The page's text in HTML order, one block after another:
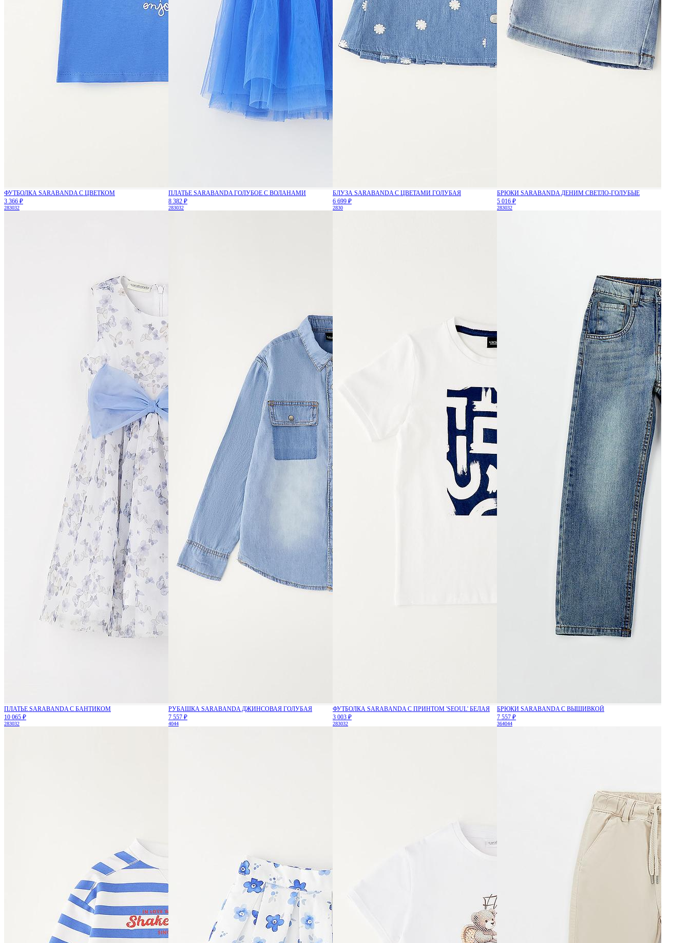
ФУТБОЛКА SARABANDA С ЦВЕТКОМ
3 366 ₽
283032
ПЛАТЬЕ SARABANDA ГОЛУБОЕ С ВОЛАНАМИ
8 382 ₽
283032
БЛУЗА SARABANDA С ЦВЕТАМИ ГОЛУБАЯ
6 699 ₽
2830
БРЮКИ SARABANDA ДЕНИМ СВЕТЛО-ГОЛУБЫЕ
5 016 ₽
283032
ПЛАТЬЕ SARABANDA С БАНТИКОМ
10 065 ₽
283032
РУБАШКА SARABANDA ДЖИНСОВАЯ ГОЛУБАЯ
7 557 ₽
4044
ФУТБОЛКА SARABANDA С ПРИНТОМ 'SEOUL' БЕЛАЯ
3 003 ₽
283032
БРЮКИ SARABANDA С ВЫШИВКОЙ
7 557 ₽
364044